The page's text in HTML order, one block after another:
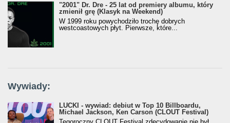
"2001" Dr. Dre - 25 lat od premiery albumu, który
zmienił grę (Klasyk na Weekend)
W 1999 roku powychodziło trochę dobrych
westcoastowych płyt. Pierwsze, które...
Wywiady:
LUCKI - wywiad: debiut w Top 10 Billboardu,
Michael Jackson, Ken Carson (CLOUT Festival)